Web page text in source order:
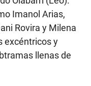
Imanol Arias,
Rovira y Milena
excéntricos y
llenas de